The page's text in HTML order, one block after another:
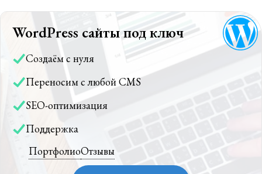
WordPress сайты под ключ
Создаём с нуля
Переносим с любой CMS
SEO-оптимизация
Поддержка
ПортфолиоОтзывы